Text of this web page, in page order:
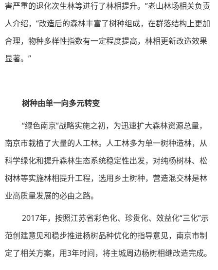
害严重的退化次生林等进行了林相提升。”老山林场相关负责
人介绍，“改造后的森林丰富了树种组成，在群落结构上更加
合理，物种多样性指数有一定程度提高，林相更新改造效果
显著。”
树种由单一向多元转变
“绿色南京”战略实施之初，为迅速扩大森林资源总量，
南京市栽植了大量的人工林。人工林多为单一树种造林，从
科学绿化和提升森林生态系统稳定性出发，对纯杨树林、松
树林等实施林相提升工程，选用乡土树种，营造混交林是林
业高质量发展的必由之路。
2017年，按照江苏省彩色化、珍贵化、效益化“三化”示
范创建意见和稳步推进杨树品种优化的指导意见，南京市制
定了相关方案，用3年时间，将主城周边杨树相继改造完成。